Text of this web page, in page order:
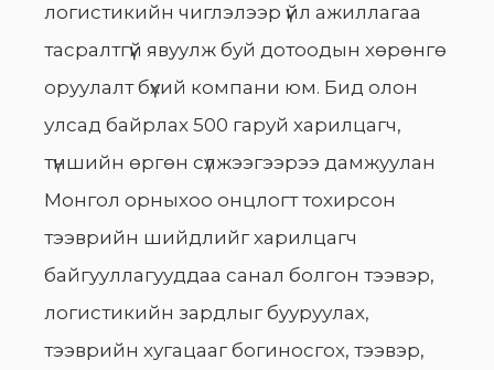
логистикийн чиглэлээр үйл ажиллагаа
тасралтгүй явуулж буй дотоодын хөрөнгө
оруулалт бүхий компани юм. Бид олон
улсад байрлах 500 гаруй харилцагч,
түншийн өргөн сүлжээгээрээ дамжуулан
Монгол орныхоо онцлогт тохирсон
тээврийн шийдлийг харилцагч
байгууллагууддаа санал болгон тээвэр,
логистикийн зардлыг бууруулах,
тээврийн хугацааг богиносгох, тээвэр,